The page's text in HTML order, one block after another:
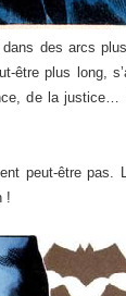
des arcs
plus long,
de la justice…
peut-être
!